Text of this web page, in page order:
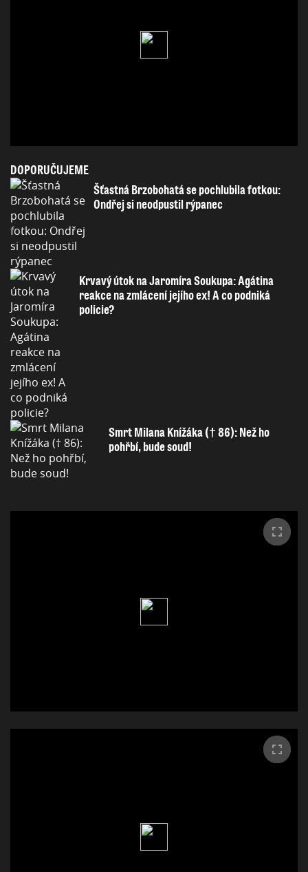
DOPORUČUJEME
Šťastná Brzobohatá se pochlubila fotkou:
Ondřej si neodpustil rýpanec
Krvavý útok na Jaromíra Soukupa: Agátina
reakce na zmlácení jejího ex! A co podniká
policie?
Smrt Milana Knížáka († 86): Než ho
pohřbí, bude soud!